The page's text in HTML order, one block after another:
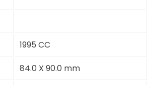
1995 CC
84.0 X 90.0 mm